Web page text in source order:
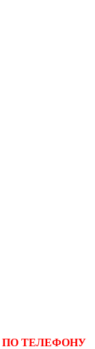
ПО ТЕЛЕФОНУ